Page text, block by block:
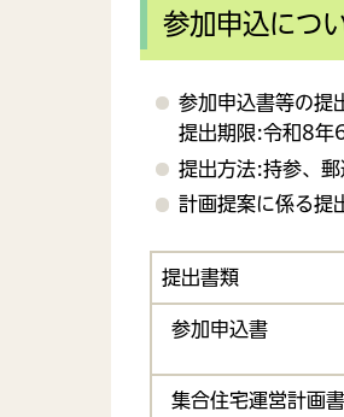
参加申込につ
参加申込書等の提
提出期限:令和8年
提出方法:持参、
計画提案に係る提
提出書類
参加申込書
集合住宅運営計画書